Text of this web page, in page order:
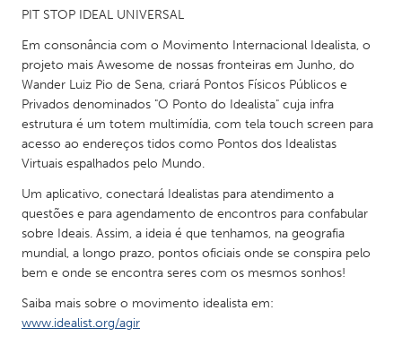
Amherstburg
Kitchener-Waterloo
New Glasgow
Newmarket
Ottawa
South Shore
Toronto
NETHERLANDS
Leiden
Rotterdam
PIT STOP IDEAL UNIVERSAL
Em consonância com o Movimento Internacional Idealista, o
projeto mais Awesome de nossas fronteiras em Junho, do
Wander Luiz Pio de Sena, criará Pontos Físicos Públicos e
Privados denominados "O Ponto do Idealista" cuja infra
estrutura é um totem multimídia, com tela touch screen para
acesso ao endereços tidos como Pontos dos Idealistas
Virtuais espalhados pelo Mundo.
Um aplicativo, conectará Idealistas para atendimento a
questões e para agendamento de encontros para confabular
sobre Ideais. Assim, a ideia é que tenhamos, na geografia
mundial, a longo prazo, pontos oficiais onde se conspira pelo
bem e onde se encontra seres com os mesmos sonhos!
Saiba mais sobre o movimento idealista em:
www.idealist.org/agir